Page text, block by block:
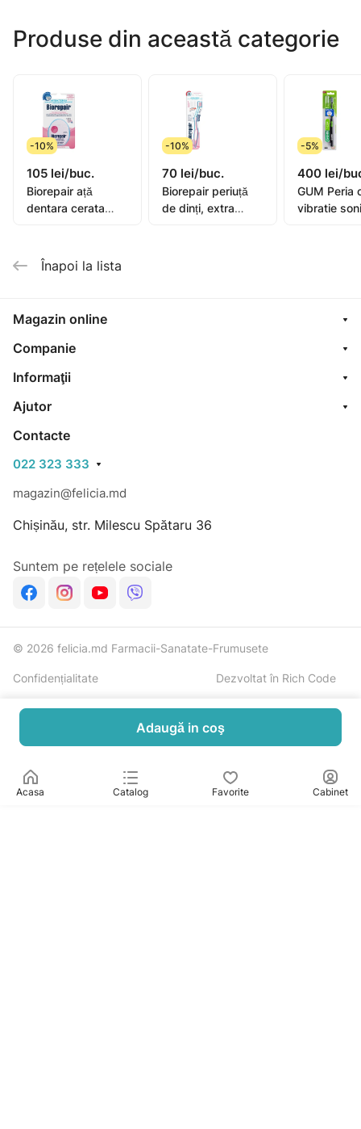
4 module de vibratii:
•Curatare- curatare zilnica
•Alb – curatare profunda si albire
•Sensibil - Pentru dinti sensibili
Fiecare modul are 3 intensitati: minim –mediu -maxim
•120 zile fara incarcare
•Frecventa vibratiilor 39 600 vpm
•Timer inteligent de 30 secunde si de 2 minute
•2 duze incluse
Produse din această categorie
-10%
105 lei/buc.
Biorepair ață
dentara cerata
-10%
70 lei/buc.
Biorepair periuță
de dinți, extra
-5%
400 lei/
GUM Peria
vibratie
Înapoi la lista
Magazin online
Companie
Informaţii
Ajutor
Contacte
022 323 333
magazin@felicia.md
Chișinău, str. Milescu Spătaru 36
Suntem pe rețelele sociale
© 2026 felicia.md Farmacii-Sanatate-Frumusete
Confidențialitate Dezvoltat în Rich Code
Adaugă in coş
Acasa Catalog Favorite Cabinet